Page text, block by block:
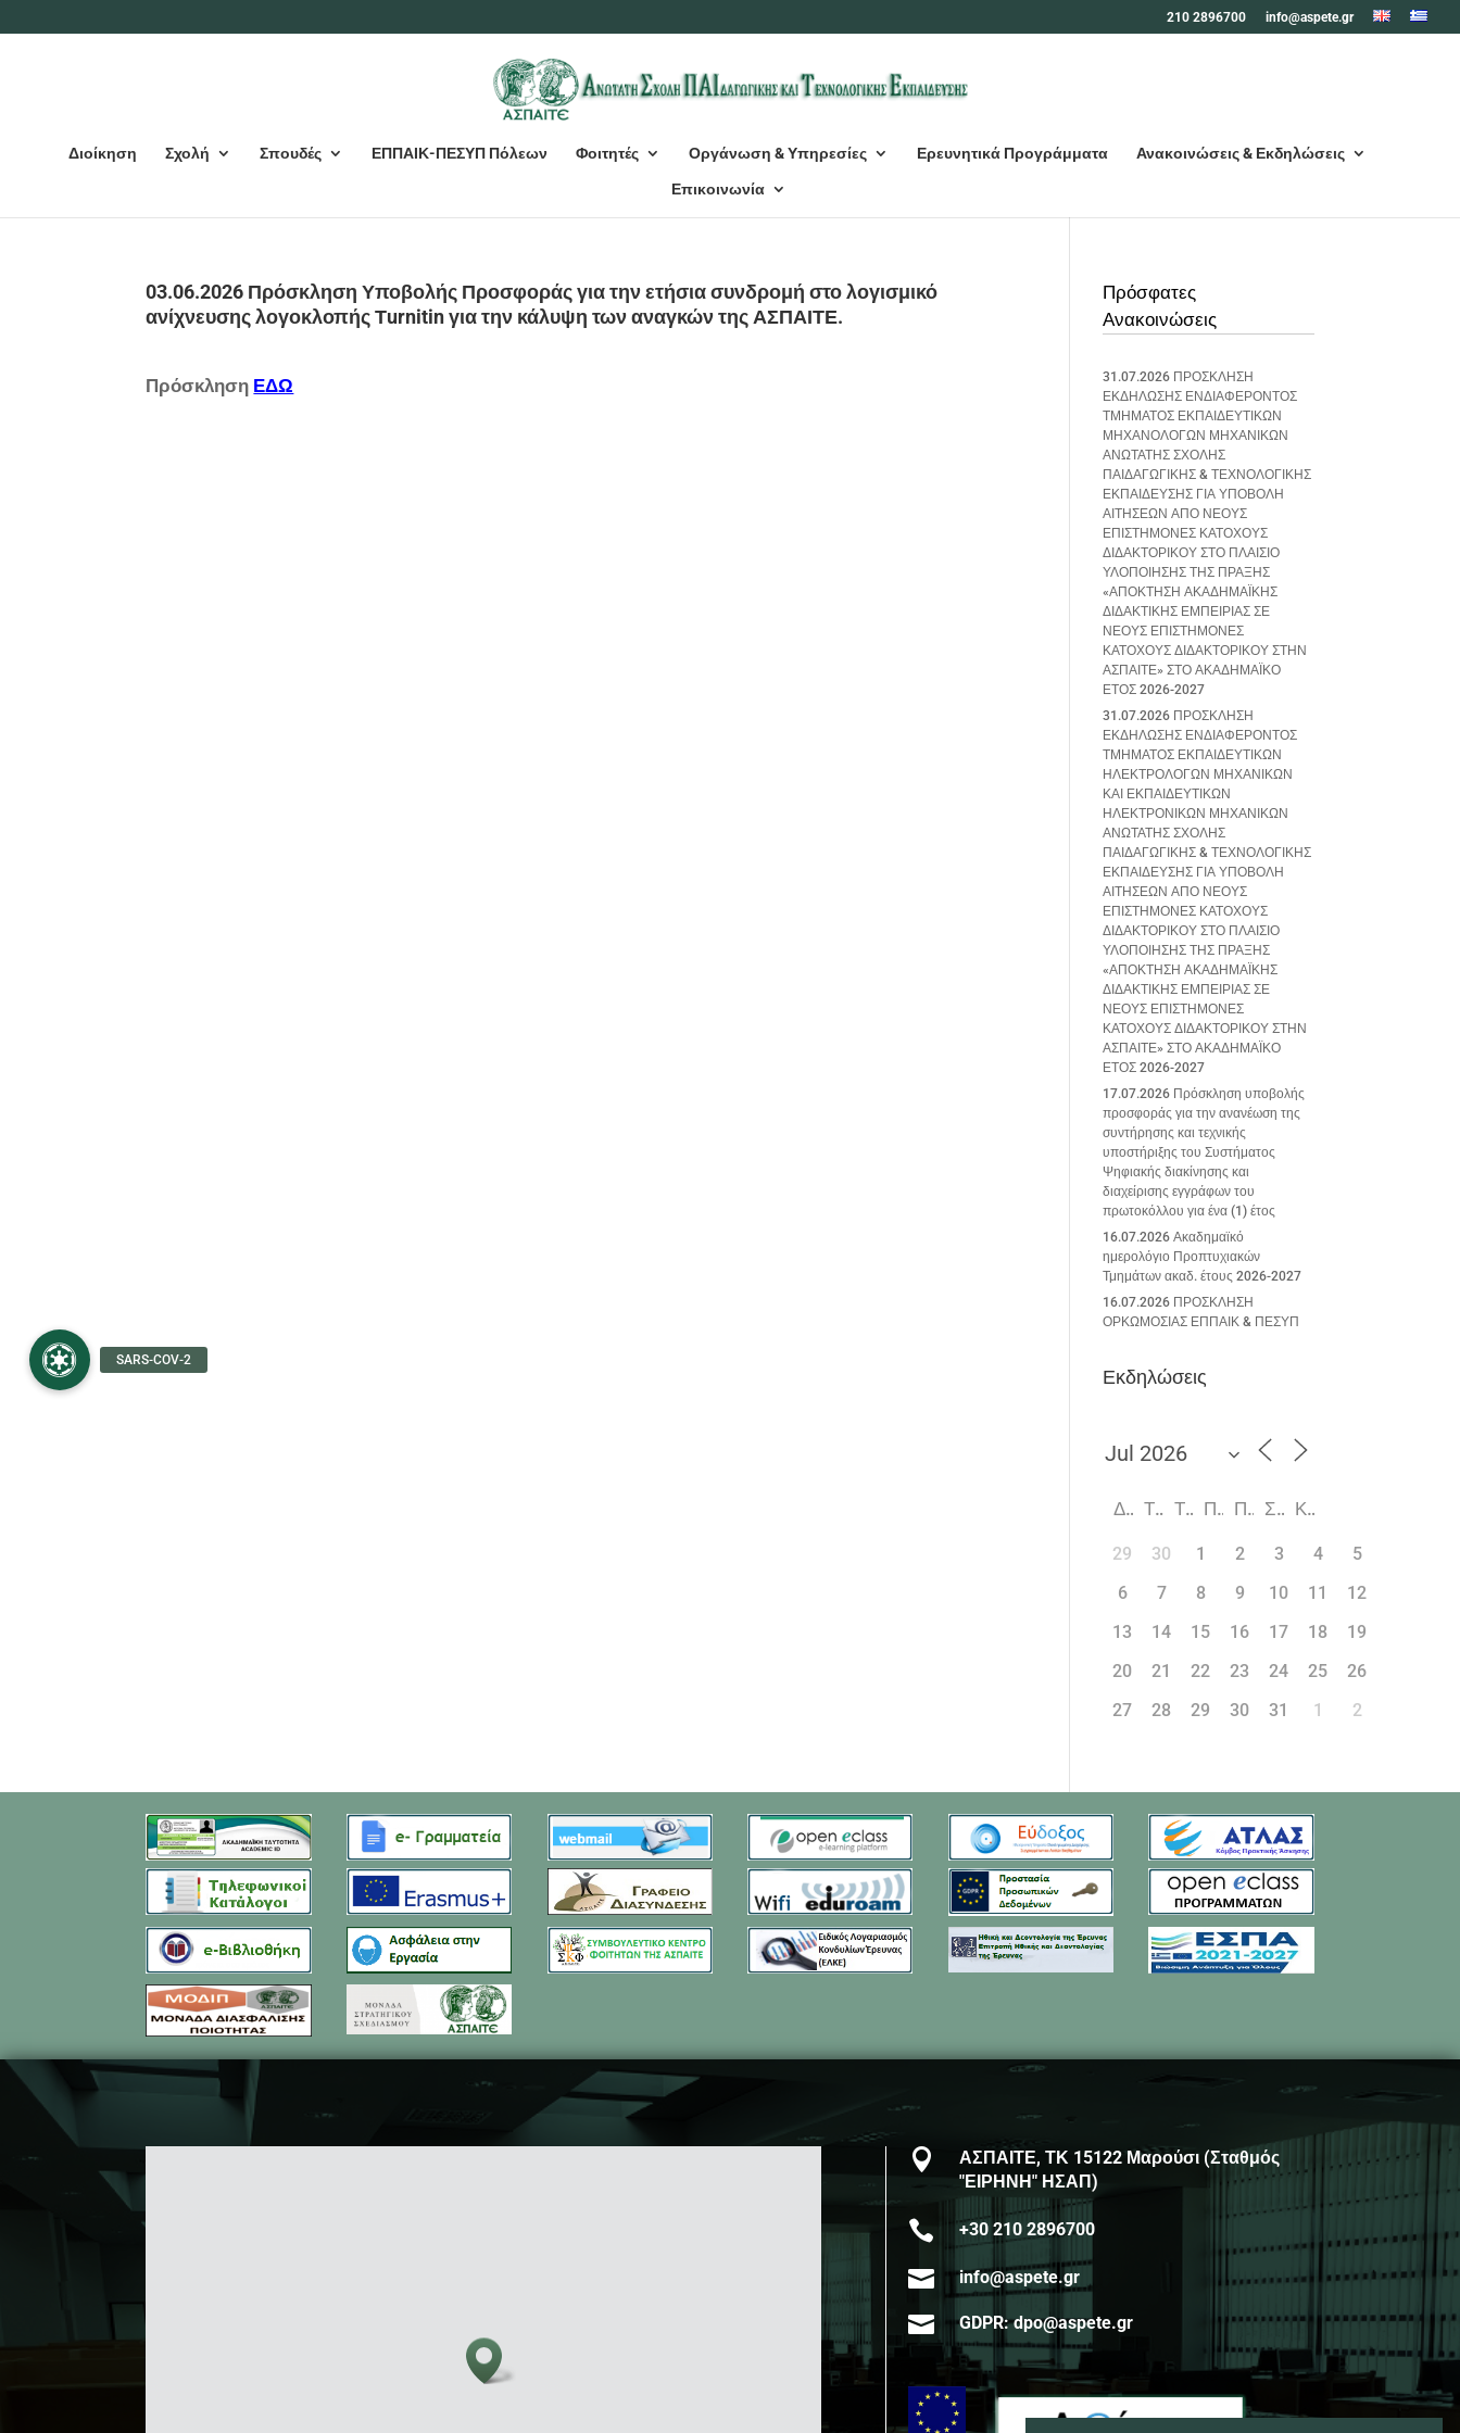
210 2896700 info@aspete.gr
Διοίκηση Σχολή Σπουδές ΕΠΠΑΙΚ-ΠΕΣΥΠ Πόλεων Φοιτητές Οργάνωση & Υπηρεσίες Ερευνητικά Προγράμματα Ανακοινώσεις & Εκδηλώσεις
Επικοινωνία
03.06.2026 Πρόσκληση Υποβολής Προσφοράς για την ετήσια συνδρομή στο λογισμικό
ανίχνευσης λογοκλοπής Τurnitin για την κάλυψη των αναγκών της ΑΣΠΑΙΤΕ.
Πρόσκληση ΕΔΩ
Πρόσφατες
Ανακοινώσεις
31.07.2026 ΠΡΟΣΚΛΗΣΗ
ΕΚΔΗΛΩΣΗΣ ΕΝΔΙΑΦΕΡΟΝΤΟΣ
ΤΜΗΜΑΤΟΣ ΕΚΠΑΙΔΕΥΤΙΚΩΝ
ΜΗΧΑΝΟΛΟΓΩΝ ΜΗΧΑΝΙΚΩΝ
ΑΝΩΤΑΤΗΣ ΣΧΟΛΗΣ
ΠΑΙΔΑΓΩΓΙΚΗΣ & ΤΕΧΝΟΛΟΓΙΚΗΣ
ΕΚΠΑΙΔΕΥΣΗΣ ΓΙΑ ΥΠΟΒΟΛΗ
ΑΙΤΗΣΕΩΝ ΑΠΟ ΝΕΟΥΣ
ΕΠΙΣΤΗΜΟΝΕΣ ΚΑΤΟΧΟΥΣ
ΔΙΔΑΚΤΟΡΙΚΟΥ ΣΤΟ ΠΛΑΙΣΙΟ
ΥΛΟΠΟΙΗΣΗΣ ΤΗΣ ΠΡΑΞΗΣ
«ΑΠΟΚΤΗΣΗ ΑΚΑΔΗΜΑΪΚΗΣ
ΔΙΔΑΚΤΙΚΗΣ ΕΜΠΕΙΡΙΑΣ ΣΕ
ΝΕΟΥΣ ΕΠΙΣΤΗΜΟΝΕΣ
ΚΑΤΟΧΟΥΣ ΔΙΔΑΚΤΟΡΙΚΟΥ ΣΤΗΝ
ΑΣΠΑΙΤΕ» ΣΤΟ ΑΚΑΔΗΜΑΪΚΟ
ΕΤΟΣ 2026-2027
31.07.2026 ΠΡΟΣΚΛΗΣΗ
ΕΚΔΗΛΩΣΗΣ ΕΝΔΙΑΦΕΡΟΝΤΟΣ
ΤΜΗΜΑΤΟΣ ΕΚΠΑΙΔΕΥΤΙΚΩΝ
ΗΛΕΚΤΡΟΛΟΓΩΝ ΜΗΧΑΝΙΚΩΝ
ΚΑΙ ΕΚΠΑΙΔΕΥΤΙΚΩΝ
ΗΛΕΚΤΡΟΝΙΚΩΝ ΜΗΧΑΝΙΚΩΝ
ΑΝΩΤΑΤΗΣ ΣΧΟΛΗΣ
ΠΑΙΔΑΓΩΓΙΚΗΣ & ΤΕΧΝΟΛΟΓΙΚΗΣ
ΕΚΠΑΙΔΕΥΣΗΣ ΓΙΑ ΥΠΟΒΟΛΗ
ΑΙΤΗΣΕΩΝ ΑΠΟ ΝΕΟΥΣ
ΕΠΙΣΤΗΜΟΝΕΣ ΚΑΤΟΧΟΥΣ
ΔΙΔΑΚΤΟΡΙΚΟΥ ΣΤΟ ΠΛΑΙΣΙΟ
ΥΛΟΠΟΙΗΣΗΣ ΤΗΣ ΠΡΑΞΗΣ
«ΑΠΟΚΤΗΣΗ ΑΚΑΔΗΜΑΪΚΗΣ
ΔΙΔΑΚΤΙΚΗΣ ΕΜΠΕΙΡΙΑΣ ΣΕ
ΝΕΟΥΣ ΕΠΙΣΤΗΜΟΝΕΣ
ΚΑΤΟΧΟΥΣ ΔΙΔΑΚΤΟΡΙΚΟΥ ΣΤΗΝ
ΑΣΠΑΙΤΕ» ΣΤΟ ΑΚΑΔΗΜΑΪΚΟ
ΕΤΟΣ 2026-2027
17.07.2026 Πρόσκληση υποβολής
προσφοράς για την ανανέωση της
συντήρησης και τεχνικής
υποστήριξης του Συστήματος
Ψηφιακής διακίνησης και
διαχείρισης εγγράφων του
πρωτοκόλλου για ένα (1) έτος
16.07.2026 Ακαδημαϊκό
ημερολόγιο Προπτυχιακών
Τμημάτων ακαδ. έτους 2026-2027
16.07.2026 ΠΡΟΣΚΛΗΣΗ
ΟΡΚΩΜΟΣΙΑΣ ΕΠΠΑΙΚ & ΠΕΣΥΠ
Εκδηλώσεις
Δ Τ Τ Π Π Σ Κ
29 30 1 2 3 4
5
6
7 8 9 10 11
12
13
14 15 16 17 18
19
20
21 22 23 24 25
26
27
28 29 30 31 1 2

ΑΣΠΑΙΤΕ, ΤΚ 15122 Μαρούσι (Σταθμός
"ΕΙΡΗΝΗ" ΗΣΑΠ)
 +30 210 2896700
 info@aspete.gr
 GDPR: dpo@aspete.gr